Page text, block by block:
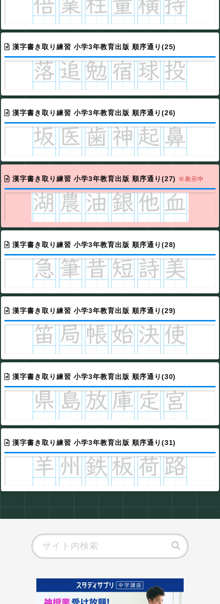
漢字書き取り練習 小学3年教育出版 順序通り(25)
漢字書き取り練習 小学3年教育出版 順序通り(26)
漢字書き取り練習 小学3年教育出版 順序通り(27) ※表示中
漢字書き取り練習 小学3年教育出版 順序通り(28)
漢字書き取り練習 小学3年教育出版 順序通り(29)
漢字書き取り練習 小学3年教育出版 順序通り(30)
漢字書き取り練習 小学3年教育出版 順序通り(31)